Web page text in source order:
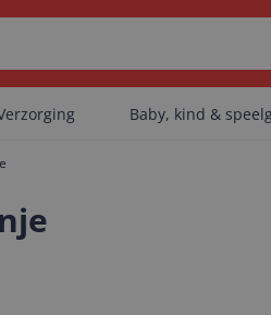
gevonden.
Baby, kind &